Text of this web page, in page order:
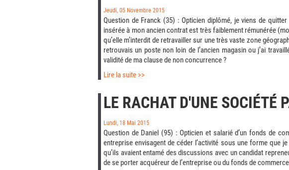
Jeudi, 05 Novembre 2015
Question de Franck (35) : Opticien diplômé, je viens de
insérée à mon ancien contrat est très faiblement rémunérée
qu’elle m’interdit de retravailler sur une très vaste zone
retrouvais un poste non loin de l’ancien magasin ou j’ai
validité de ma clause de non concurrence ?
Lire la suite >>
LE RACHAT D'UNE SOCIÉTÉ
Lundi, 18 Mai 2015
Question de Daniel (95) : Opticien et salarié d’un fonds de
entreprise envisagent de céder l’activité sous une forme que
qu’ils avaient entamé des discussions avec un candidat
de se porter acquéreur de l’entreprise ou du fonds de